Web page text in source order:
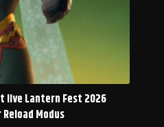
live Lantern Fest 2026
Modus